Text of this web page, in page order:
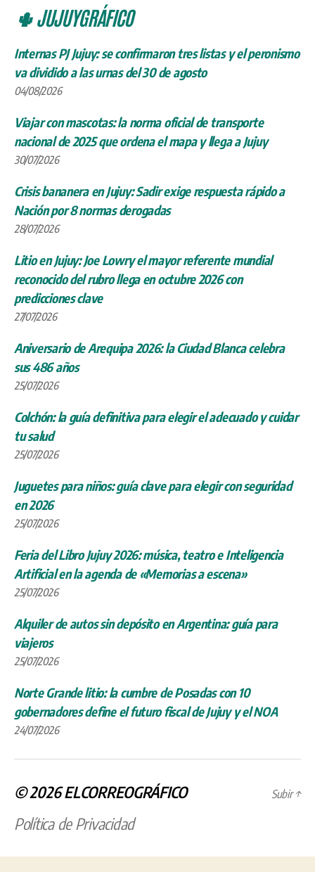
🌵 JUJUYGRÁFICO
Internas PJ Jujuy: se confirmaron tres listas y el peronismo
va dividido a las urnas del 30 de agosto
04/08/2026
Viajar con mascotas: la norma oficial de transporte
nacional de 2025 que ordena el mapa y llega a Jujuy
30/07/2026
Crisis bananera en Jujuy: Sadir exige respuesta rápido a
Nación por 8 normas derogadas
28/07/2026
Litio en Jujuy: Joe Lowry el mayor referente mundial
reconocido del rubro llega en octubre 2026 con
predicciones clave
27/07/2026
Aniversario de Arequipa 2026: la Ciudad Blanca celebra
sus 486 años
25/07/2026
Colchón: la guía definitiva para elegir el adecuado y cuidar
tu salud
25/07/2026
Juguetes para niños: guía clave para elegir con seguridad
en 2026
25/07/2026
Feria del Libro Jujuy 2026: música, teatro e Inteligencia
Artificial en la agenda de «Memorias a escena»
25/07/2026
Alquiler de autos sin depósito en Argentina: guía para
viajeros
25/07/2026
Norte Grande litio: la cumbre de Posadas con 10
gobernadores define el futuro fiscal de Jujuy y el NOA
24/07/2026
© 2026ELCORREOGRÁFICO
Política de Privacidad
Subir↑